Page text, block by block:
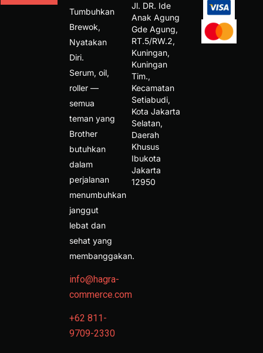
Tumbuhkan
Brewok,
Nyatakan
Diri.
Serum, oil,
roller —
semua
teman yang
Brother
butuhkan
dalam
perjalanan
menumbuhkan
janggut
lebat dan
sehat yang
membanggakan.
info@hagra-
commerce.com
+62 811-
9709-2330
Jl. DR. Ide
Anak Agung
Gde Agung,
RT.5/RW.2,
Kuningan,
Kuningan
Tim.,
Kecamatan
Setiabudi,
Kota Jakarta
Selatan,
Daerah
Khusus
Ibukota
Jakarta
12950